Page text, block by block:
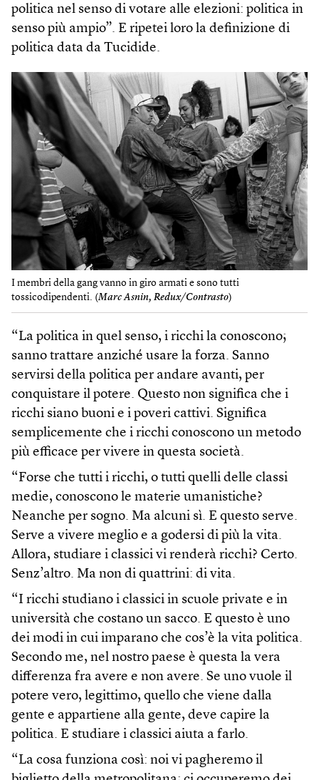
politica nel senso di votare alle elezioni: politica in
senso più ampio”. E ripetei loro la definizione di
politica data da Tucidide.
I membri della gang vanno in giro armati e sono tutti
tossicodipendenti. (Marc Asnin, Redux/Contrasto)
“La politica in quel senso, i ricchi la conoscono;
sanno trattare anziché usare la forza. Sanno
servirsi della politica per andare avanti, per
conquistare il potere. Questo non significa che i
ricchi siano buoni e i poveri cattivi. Significa
semplicemente che i ricchi conoscono un metodo
più efficace per vivere in questa società.
“Forse che tutti i ricchi, o tutti quelli delle classi
medie, conoscono le materie umanistiche?
Neanche per sogno. Ma alcuni sì. E questo serve.
Serve a vivere meglio e a godersi di più la vita.
Allora, studiare i classici vi renderà ricchi? Certo.
Senz’altro. Ma non di quattrini: di vita.
“I ricchi studiano i classici in scuole private e in
università che costano un sacco. E questo è uno
dei modi in cui imparano che cos’è la vita politica.
Secondo me, nel nostro paese è questa la vera
differenza fra avere e non avere. Se uno vuole il
potere vero, legittimo, quello che viene dalla
gente e appartiene alla gente, deve capire la
politica. E studiare i classici aiuta a farlo.
“La cosa funziona così: noi vi pagheremo il